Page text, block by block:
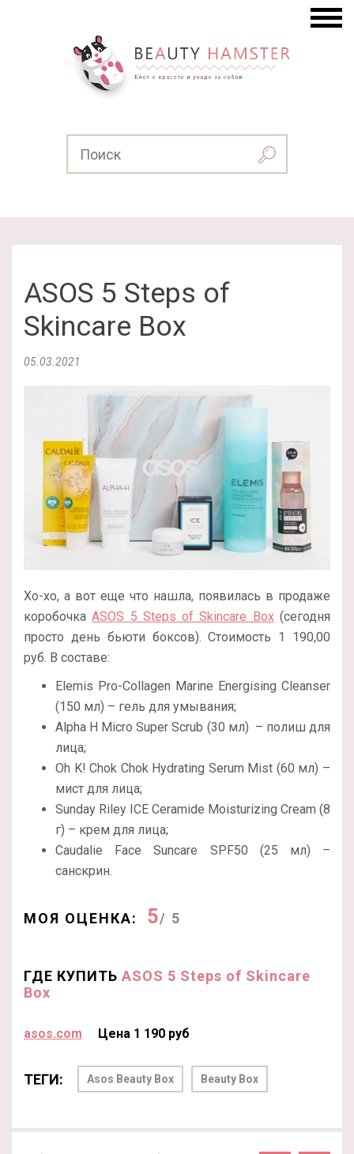
ASOS 5 Steps of
Skincare Box
05.03.2021
Хо-хо, а вот еще что нашла, появилась в продаже
коробочкаASOS 5 Steps of Skincare Box(сегодня
просто день бьюти боксов). Стоимость 1 190,00
руб. В составе:
Elemis Pro-Collagen Marine Energising Cleanser
(150 мл) – гель для умывания;
Alpha H Micro Super Scrub (30 мл) – полиш для
лица;
Oh K! Chok Chok Hydrating Serum Mist (60 мл) –
мист для лица;
Sunday Riley ICE Ceramide Moisturizing Cream (8
г) – крем для лица;
Caudalie Face Suncare SPF50 (25 мл) –
санскрин.
МОЯ ОЦЕНКА: 5/ 5
ГДЕ КУПИТЬ ASOS 5 Steps of Skincare
Box
asos.com Цена 1 190 руб
ТЕГИ: Asos Beauty Box Beauty Box